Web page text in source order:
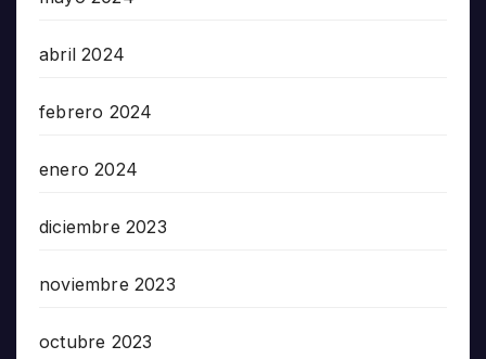
abril 2024
febrero 2024
enero 2024
diciembre 2023
noviembre 2023
octubre 2023